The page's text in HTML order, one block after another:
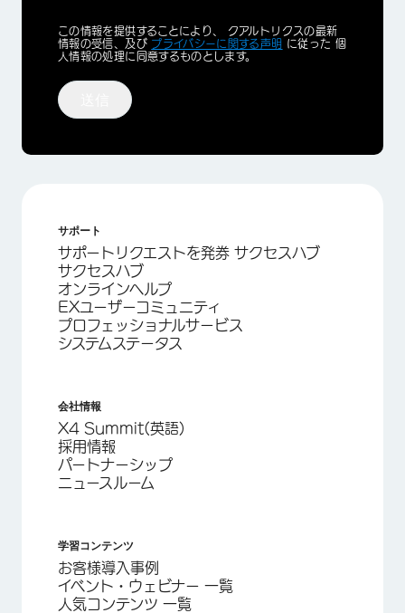
Privacy
Optin
この情報を提供することにより、 クアルトリクスの最新
情報の受信、及び プライバシーに関する声明 に従った 個
人情報の処理に同意するものとします。
サポート
サポートリクエストを発券 サクセスハブ
サクセスハブ
オンラインヘルプ
EXユーザーコミュニティ
プロフェッショナルサービス
システムステータス
会社情報
X4 Summit(英語)
採用情報
パートナーシップ
ニュースルーム
学習コンテンツ
お客様導入事例
イベント・ウェビナー 一覧
人気コンテンツ 一覧